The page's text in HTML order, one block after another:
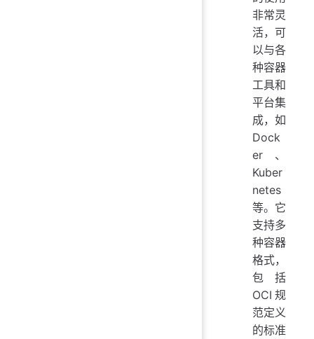
非常灵
活，可
以与各
种容器
工具和
平台集
成，如
Dock
er、
Kuber
netes
等。它
支持多
种容器
格式，
包括
OCI规
范定义
的标准